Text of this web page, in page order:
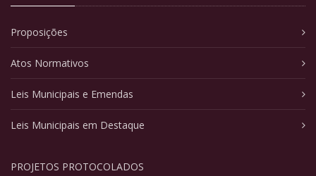
Proposições
Atos Normativos
Leis Municipais e Emendas
Leis Municipais em Destaque
PROJETOS PROTOCOLADOS